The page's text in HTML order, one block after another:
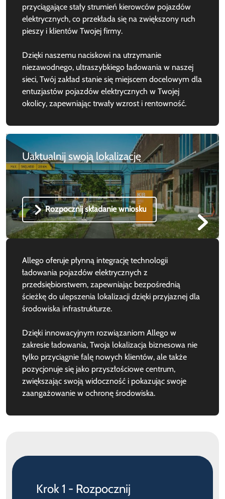
przyciągające stały strumień kierowców pojazdów
elektrycznych, co przekłada się na zwiększony ruch
pieszy i klientów Twojej firmy.
Dzięki naszemu naciskowi na utrzymanie
niezawodnego, ultraszybkiego ładowania w naszej
sieci, Twój zakład stanie się miejscem docelowym dla
entuzjastów pojazdów elektrycznych w Twojej
okolicy, zapewniając trwały wzrost i rentowność.
Uaktualnij swoją lokalizację
Rozpocznij składanie wniosku
Allego oferuje płynną integrację technologii
ładowania pojazdów elektrycznych z
przedsiębiorstwem, zapewniając bezpośrednią
ścieżkę do ulepszenia lokalizacji dzięki przyjaznej dla
środowiska infrastrukturze.
Dzięki innowacyjnym rozwiązaniom Allego w
zakresie ładowania, Twoja lokalizacja biznesowa nie
tylko przyciągnie falę nowych klientów, ale także
pozycjonuje się jako przyszłościowe centrum,
zwiększając swoją widoczność i pokazując swoje
zaangażowanie w ochronę środowiska.
Krok 1 - Rozpocznij